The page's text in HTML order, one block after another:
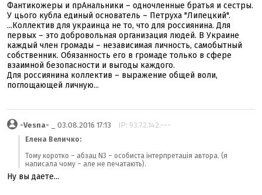
Фантикожеры и прАнальники – одночленные братья и сестры.
У цього кубла единый основатель – Петруха "Липецкий".
...Коллектив для украинца не то, что для россиянина. Для
первых – это добровольная организация людей. В Украине
каждый член громады – независимая личность, самобытный
собственник. Обязанность его в громаде только в сфере
взаимной безопасности и выгоды каждого.
Для россиянина коллектив – выражение общей воли,
поглощающей личную...
-Vesna- _ 03.08.2016 17:13 IP: 93.72.142.---
Елена Величко:
Тому коротко – абзац N3 – особиста інтерпретація автора. (я
написала чому – але не печатають).
Ну вы даете...